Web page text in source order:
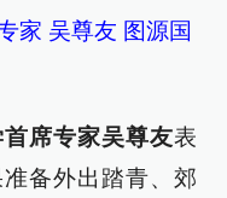
家 吴尊友 图源国
席专家吴尊友表
备外出踏青、郊